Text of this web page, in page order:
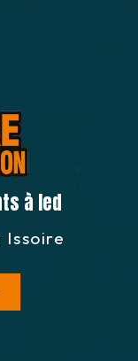
à led
Issoire